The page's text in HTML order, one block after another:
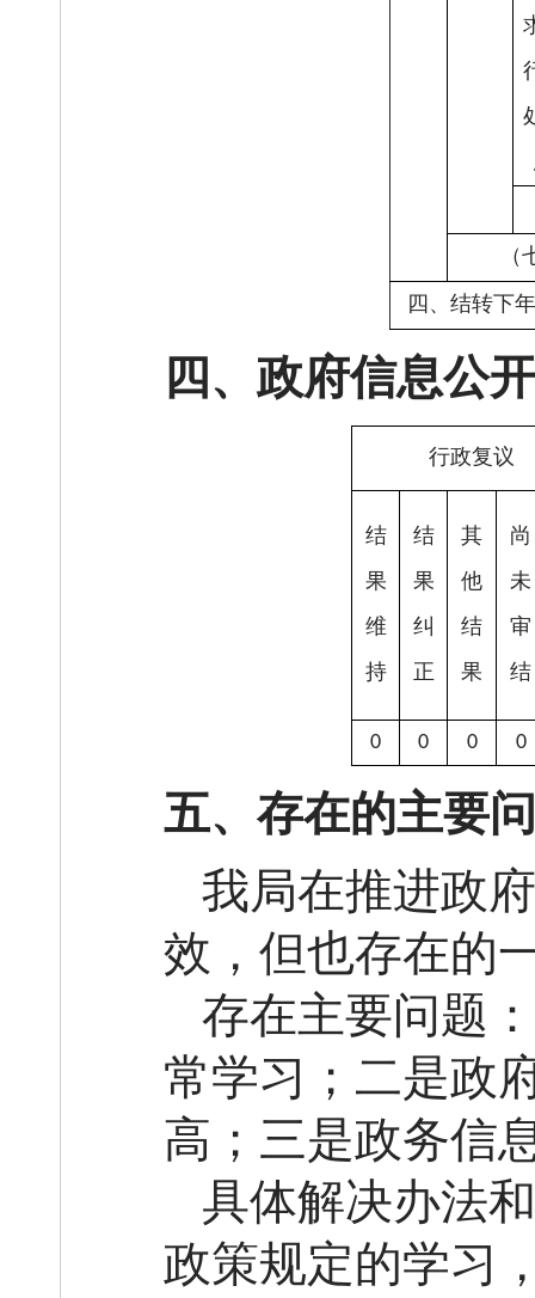
四、结转下
四、政府信息公
行政复议
结
果
维
持
结
果
纠
正
其
他
结
果
尚
未
审
结
0 0 0 0
五、存在的主要
我局在推进政
效，但也存在的
存在主要问题
常学习；二是政
高；三是政务信
具体解决办法
政策规定的学习